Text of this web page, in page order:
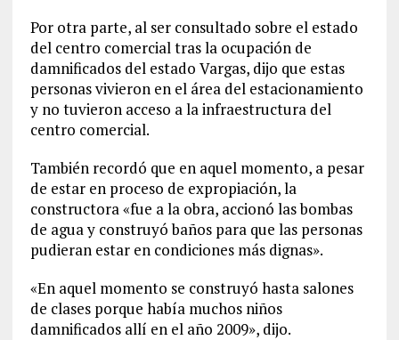
Por otra parte, al ser consultado sobre el estado
del centro comercial tras la ocupación de
damnificados del estado Vargas, dijo que estas
personas vivieron en el área del estacionamiento
y no tuvieron acceso a la infraestructura del
centro comercial.
También recordó que en aquel momento, a pesar
de estar en proceso de expropiación, la
constructora «fue a la obra, accionó las bombas
de agua y construyó baños para que las personas
pudieran estar en condiciones más dignas».
«En aquel momento se construyó hasta salones
de clases porque había muchos niños
damnificados allí en el año 2009», dijo.